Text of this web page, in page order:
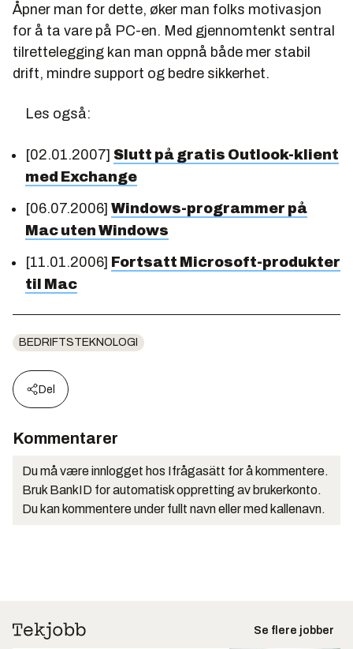
Åpner man for dette, øker man folks motivasjon
for å ta vare på PC-en. Med gjennomtenkt sentral
tilrettelegging kan man oppnå både mer stabil
drift, mindre support og bedre sikkerhet.
Les også:
[02.01.2007] Slutt på gratis Outlook-klient
med Exchange
[06.07.2006] Windows-programmer på
Mac uten Windows
[11.01.2006] Fortsatt Microsoft-produkter
til Mac
BEDRIFTSTEKNOLOGI
Del
Kommentarer
Du må være innlogget hos Ifrågasätt for å kommentere.
Bruk BankID for automatisk oppretting av brukerkonto.
Du kan kommentere under fullt navn eller med kallenavn.
Se flere jobber